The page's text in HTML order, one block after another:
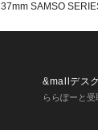
ンプ
らイ
※外箱
ます
37mm SAMSO
&mallデスク
ららぽーと